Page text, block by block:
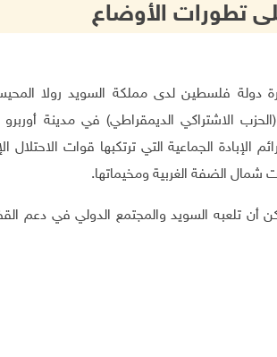
تطورات الأوضاع
أطلعت سفيرة دولة فلسطين لدى مملكة السويد رولا
الاشتراكي الديمقراطي) في مدينة
الإبادة الجماعية التي ترتكبها قوات
الضفة الغربية ومخيماتها.
أن تلعبه السويد والمجتمع الدولي في دعم